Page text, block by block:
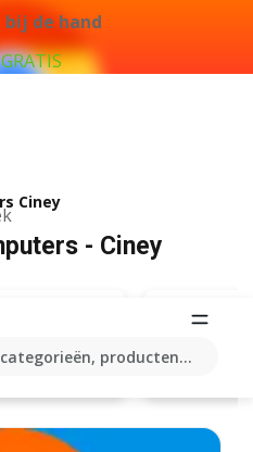
de hand
producten...
Ciney
- Ciney
Eldi